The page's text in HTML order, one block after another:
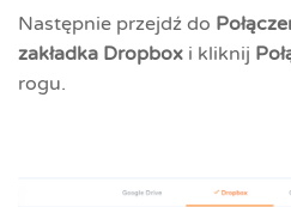
Następnie przejdź do
zakładka Dropbox i kliknij
rogu.